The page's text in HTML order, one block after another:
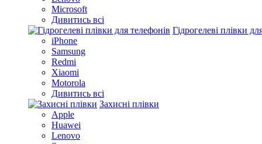
Microsoft
Дивитись всі
Гідрогелеві плівки
iPhone
Samsung
Redmi
Xiaomi
Motorola
Дивитись всі
Захисні плівки
Apple
Huawei
Lenovo